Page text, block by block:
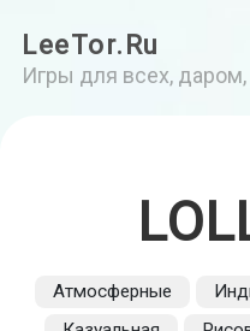
LeeTor.Ru
Игры для всех,
Атмосферные